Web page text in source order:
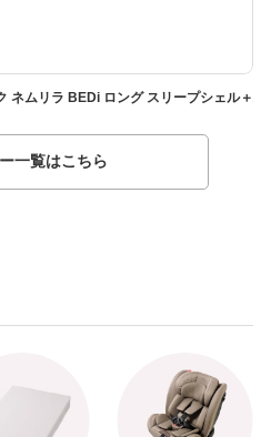
ネムリラ BEDi ロング スリープシェル＋
一覧はこちら